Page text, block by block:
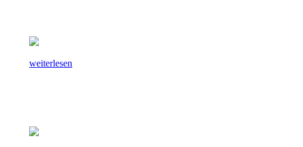
weiterlesen